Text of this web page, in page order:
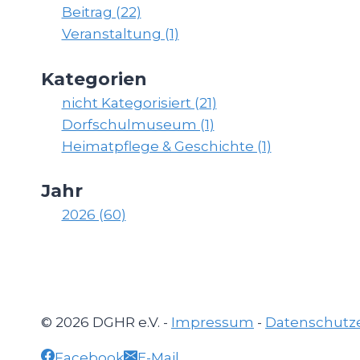
Beitrag (22)
Veranstaltung (1)
Kategorien
nicht Kategorisiert (21)
Dorfschulmuseum (1)
Heimatpflege & Geschichte (1)
Jahr
2026 (60)
© 2026 DGHR e.V. - Impressum -